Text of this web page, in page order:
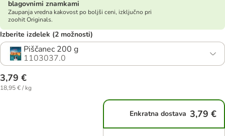
blagovnimi znamkami
Zaupanja vredna kakovost po boljši ceni, izključno pri
zoohit Originals.
Izberite izdelek (2 možnosti)
Piščanec 200 g
1103037.0
3,79 €
18,95 € / kg
Enkratna dostava 3,79 €